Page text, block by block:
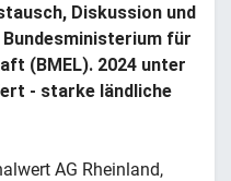
Diskussion und
für
(BMEL). 2024 unter
- starke ländliche
AG Rheinland,